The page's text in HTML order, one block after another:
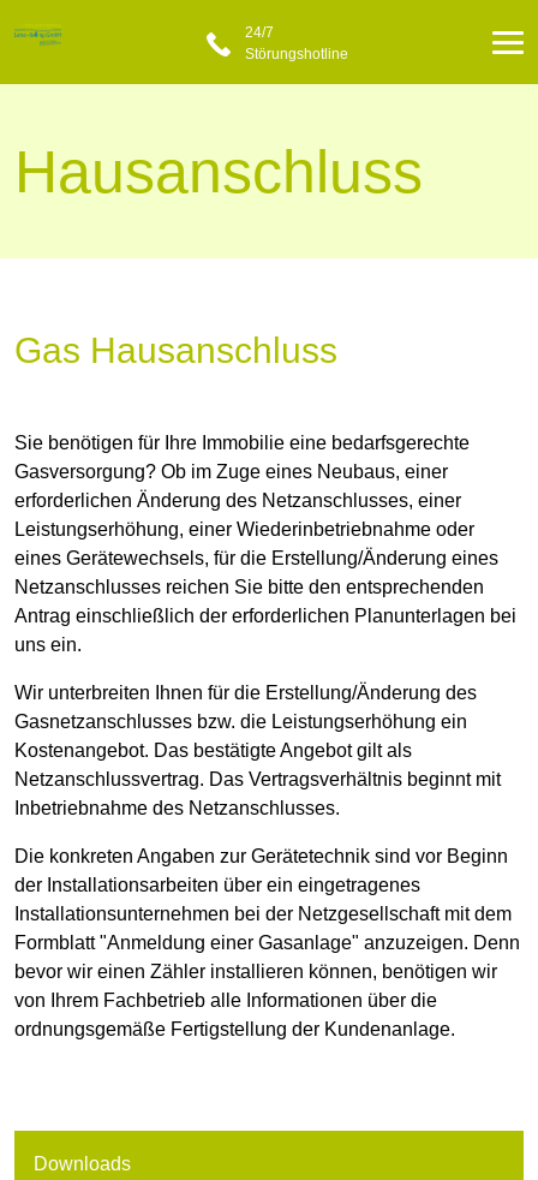
24/7
Störungshotline
Hausanschluss
Gas Hausanschluss
Sie benötigen für Ihre Immobilie eine bedarfsgerechte
Gasversorgung? Ob im Zuge eines Neubaus, einer
erforderlichen Änderung des Netzanschlusses, einer
Leistungserhöhung, einer Wiederinbetriebnahme oder
eines Gerätewechsels, für die Erstellung/Änderung eines
Netzanschlusses reichen Sie bitte den entsprechenden
Antrag einschließlich der erforderlichen Planunterlagen bei
uns ein.
Wir unterbreiten Ihnen für die Erstellung/Änderung des
Gasnetzanschlusses bzw. die Leistungserhöhung ein
Kostenangebot. Das bestätigte Angebot gilt als
Netzanschlussvertrag. Das Vertragsverhältnis beginnt mit
Inbetriebnahme des Netzanschlusses.
Die konkreten Angaben zur Gerätetechnik sind vor Beginn
der Installationsarbeiten über ein eingetragenes
Installationsunternehmen bei der Netzgesellschaft mit dem
Formblatt "Anmeldung einer Gasanlage" anzuzeigen. Denn
bevor wir einen Zähler installieren können, benötigen wir
von Ihrem Fachbetrieb alle Informationen über die
ordnungsgemäße Fertigstellung der Kundenanlage.
Downloads